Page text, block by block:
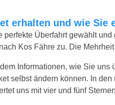
erhalten und wie
perfekte Überfahrt gewählt
Kos Fähre zu. Die
Informationen, wie Sie
selbst ändern können. In
uns mit vier und fünf